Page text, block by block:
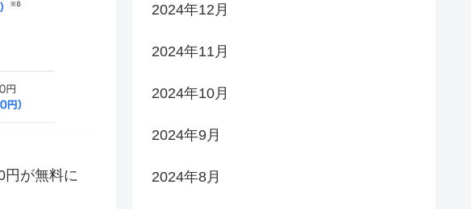
円が無料に
2024年12月
2024年11月
2024年10月
2024年9月
2024年8月